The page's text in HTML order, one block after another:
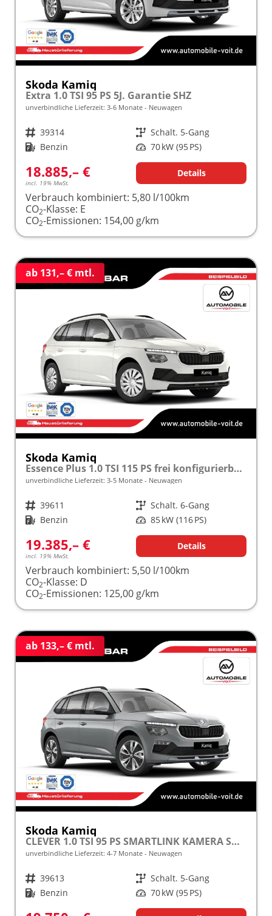
Skoda Kamiq
Extra 1.0 TSI 95 PS 5J. Garantie SHZ
unverbindliche Lieferzeit: 3-6 Monate Neuwagen
Fahrzeugnr. 39314 Getriebe Schalt. 5-Gang
Kraftstoff Benzin Leistung 70 kW (95 PS)
18.885,– €
incl. 19% MwSt.
Details
Verbrauch kombiniert: 5,80 l/100km
CO2-Klasse: E
CO2-Emissionen: 154,00 g/km
ab 131,– € mtl.
Skoda Kamiq
Essence Plus 1.0 TSI 115 PS frei konfigurierbar!
unverbindliche Lieferzeit: 3-5 Monate Neuwagen
Fahrzeugnr. 39611 Getriebe Schalt. 6-Gang
Kraftstoff Benzin Leistung 85 kW (116 PS)
19.385,– €
incl. 19% MwSt.
Details
Verbrauch kombiniert: 5,50 l/100km
CO2-Klasse: D
CO2-Emissionen: 125,00 g/km
ab 133,– € mtl.
Skoda Kamiq
CLEVER 1.0 TSI 95 PS SMARTLINK KAMERA SHZ ALU PDC LED TEMPOMAT frei konfigurierbar!
unverbindliche Lieferzeit: 4-7 Monate Neuwagen
Fahrzeugnr. 39613 Getriebe Schalt. 5-Gang
Kraftstoff Benzin Leistung 70 kW (95 PS)